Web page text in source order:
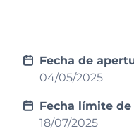
Fecha de
04/05/2025
Fecha límite
18/07/2025